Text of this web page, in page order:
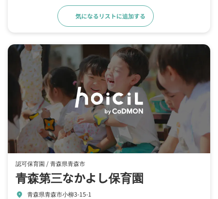
気になるリストに追加する
認可保育園 /青森県青森市
青森第三なかよし保育園
location_on 青森県青森市小柳3-15-1